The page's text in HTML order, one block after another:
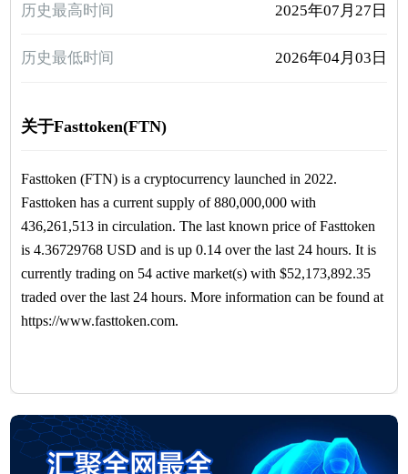
历史最高时间 2025年07月27日
历史最低时间 2026年04月03日
关于Fasttoken(FTN)
Fasttoken (FTN) is a cryptocurrency launched in 2022.
Fasttoken has a current supply of 880,000,000 with
436,261,513 in circulation. The last known price of Fasttoken
is 4.36729768 USD and is up 0.14 over the last 24 hours. It is
currently trading on 54 active market(s) with $52,173,892.35
traded over the last 24 hours. More information can be found at
https://www.fasttoken.com.